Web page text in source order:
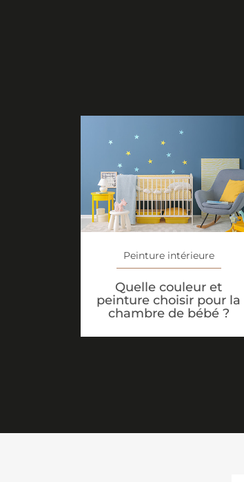
Peinture intérieure
Quelle couleur et
peinture choisir pour la
chambre de bébé ?